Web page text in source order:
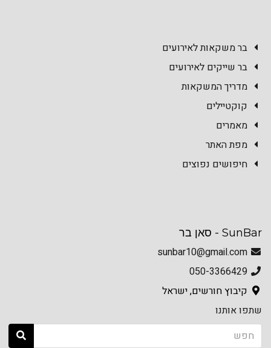
בר משקאות לאירועים
בר שייקים לאירועים
מדריך המשקאות
קוקטיילים
מאמרים
מפת האתר
חיפושים נפוצים
SunBar - סאן בר
sunbar10@gmail.com
050-3366429
קיבוץ חורשים, ישראל
שתפו אותנו